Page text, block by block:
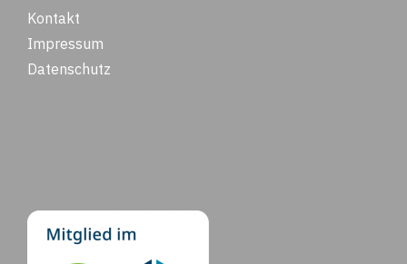
Kontakt
Impressum
Datenschutz